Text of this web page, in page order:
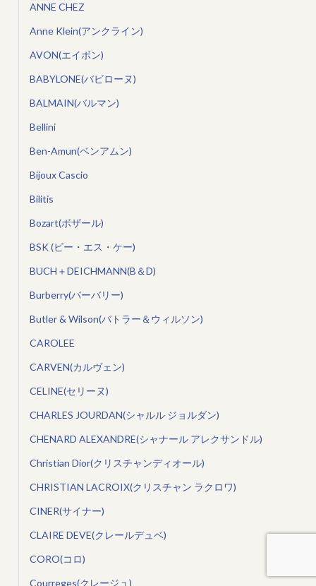
ANNE CHEZ
Anne Klein(アンクライン)
AVON(エイボン)
BABYLONE(バビローヌ)
BALMAIN(バルマン)
Bellini
Ben-Amun(ベンアムン)
Bijoux Cascio
Bilitis
Bozart(ボザール)
BSK (ビー・エス・ケー)
BUCH＋DEICHMANN(B＆D)
Burberry(バーバリー)
Butler & Wilson(バトラー＆ウィルソン)
CAROLEE
CARVEN(カルヴェン)
CELINE(セリーヌ)
CHARLES JOURDAN(シャルル ジョルダン)
CHENARD ALEXANDRE(シャナール アレクサンドル)
Christian Dior(クリスチャンディオール)
CHRISTIAN LACROIX(クリスチャン ラクロワ)
CINER(サイナー)
CLAIRE DEVE(クレールデュベ)
CORO(コロ)
Courreges(クレージュ)